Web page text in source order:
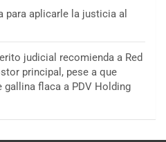
para aplicarle la justicia al
judicial recomienda a Red
principal, pese a que
flaca a PDV Holding